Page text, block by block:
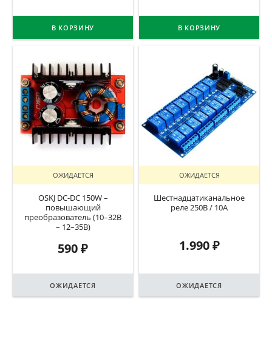
В КОРЗИНУ В КОРЗИНУ
ОЖИДАЕТСЯ
OSKJ DC-DC 150W –
повышающий
преобразователь (10–32В
– 12–35В)
590₽
ОЖИДАЕТСЯ
ОЖИДАЕТСЯ
Шестнадцатиканальное
реле 250В / 10А
1.990₽
ОЖИДАЕТСЯ